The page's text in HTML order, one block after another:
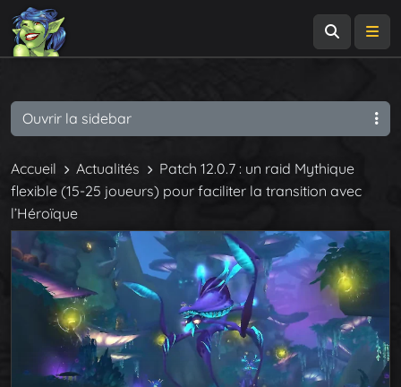
Accueil Actualités
Patch 12.0.7 : un raid Mythique
flexible (15-25 joueurs) pour faciliter la transition avec
l’Héroïque
Ouvrir la sidebar